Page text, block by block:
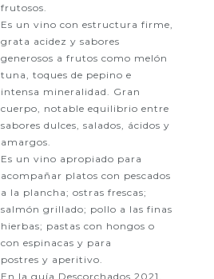
frutosos.
Es un vino con estructura firme,
grata acidez y sabores
generosos a frutos como melón
tuna, toques de pepino e
intensa mineralidad. Gran
cuerpo, notable equilibrio entre
sabores dulces, salados, ácidos y
amargos.
Es un vino apropiado para
acompañar platos con pescados
a la plancha; ostras frescas;
salmón grillado; pollo a las finas
hierbas; pastas con hongos o
con espinacas y para
postres y aperitivo.
En la guía Descorchados 2021,